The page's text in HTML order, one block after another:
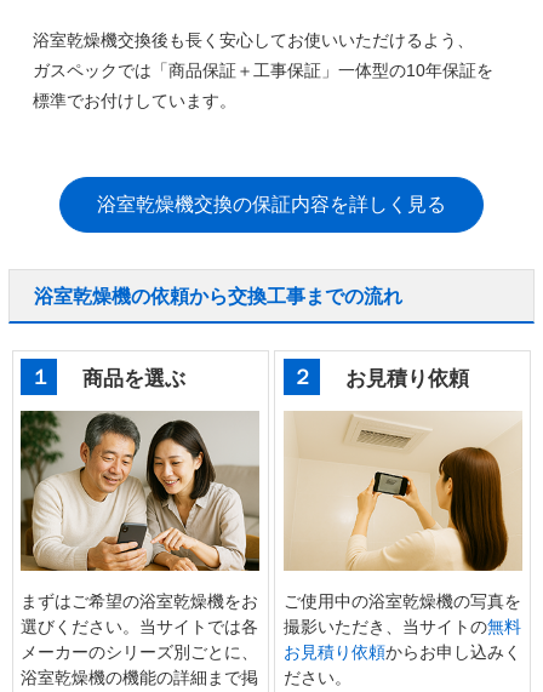
浴室乾燥機交換後も長く安心してお使いいただけるよう、
ガスペックでは 「商品保証＋工事保証」一体型の10年保証を
標準でお付けしています。
浴室乾燥機交換の保証内容を詳しく見る
浴室乾燥機の依頼から交換工事までの流れ
１ 商品を選ぶ
まずはご希望の浴室乾燥機をお
選びください。当サイトでは各
メーカーのシリーズ別ごとに、
浴室乾燥機の機能の詳細まで掲
２ お見積り依頼
ご使用中の浴室乾燥機の写真を
撮影いただき、当サイトの無料
お見積り依頼からお申し込みく
ださい。